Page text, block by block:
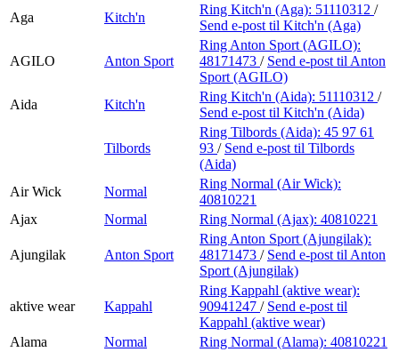
Aga
Kitch'n
Ring Kitch'n (Aga): 51110312 /
Send e-post til Kitch'n (Aga)
AGILO Anton Sport
Ring Anton Sport (AGILO):
48171473 / Send e-post til Anton
Sport (AGILO)
Aida
Kitch'n
Ring Kitch'n (Aida): 51110312 /
Send e-post til Kitch'n (Aida)
Tilbords
Ring Tilbords (Aida): 45 97 61
93 / Send e-post til Tilbords
(Aida)
Air Wick
Normal
Ring Normal (Air Wick):
40810221
Ajax
Normal Ring Normal (Ajax): 40810221
Ajungilak Anton Sport
Ring Anton Sport (Ajungilak):
48171473 / Send e-post til Anton
Sport (Ajungilak)
aktive wear Kappahl
Ring Kappahl (aktive wear):
90941247 / Send e-post til
Kappahl (aktive wear)
Alama
Normal Ring Normal (Alama): 40810221